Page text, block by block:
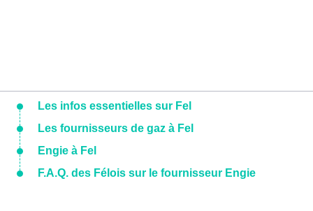
Les infos essentielles sur Fel
Les fournisseurs de gaz à Fel
Engie à Fel
F.A.Q. des Félois sur le fournisseur Engie